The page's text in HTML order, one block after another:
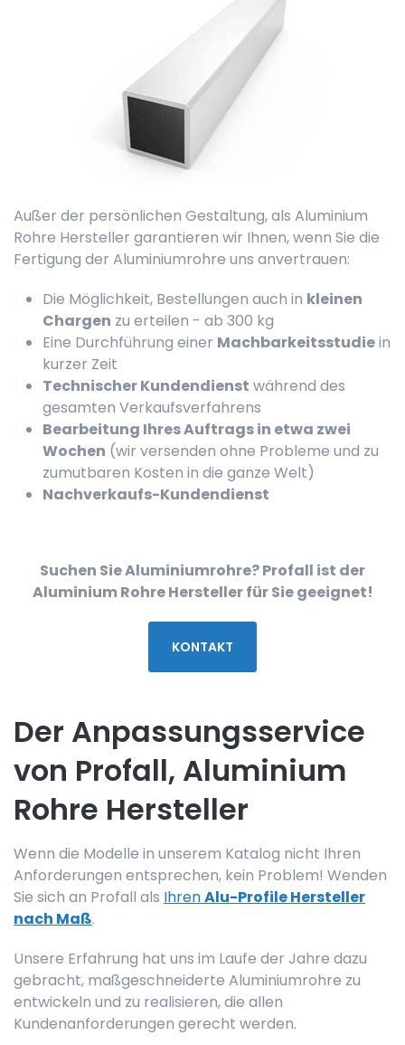
Außer der persönlichen Gestaltung, als Aluminium
Rohre Hersteller garantieren wir Ihnen, wenn Sie die
Fertigung der Aluminiumrohre uns anvertrauen:
Die Möglichkeit, Bestellungen auch in kleinen
Chargen zu erteilen - ab 300 kg
Eine Durchführung einer Machbarkeitsstudiein
kurzer Zeit
Technischer Kundendienst während des
gesamten Verkaufsverfahrens
Bearbeitung Ihres Auftrags in etwa zwei
Wochen (wir versenden ohne Probleme und zu
zumutbaren Kosten in die ganze Welt)
Nachverkaufs-Kundendienst
Suchen Sie Aluminiumrohre? Profall ist der
Aluminium Rohre Hersteller für Sie geeignet!
KONTAKT
Der Anpassungsservice
von Profall, Aluminium
Rohre Hersteller
Wenn die Modelle in unserem Katalog nicht Ihren
Anforderungen entsprechen, kein Problem! Wenden
Sie sich an Profall als IhrenAlu-Profile Hersteller
nach Maß.
Unsere Erfahrung hat uns im Laufe der Jahre dazu
gebracht, maßgeschneiderte Aluminiumrohre zu
entwickeln und zu realisieren, die allen
Kundenanforderungen gerecht werden.